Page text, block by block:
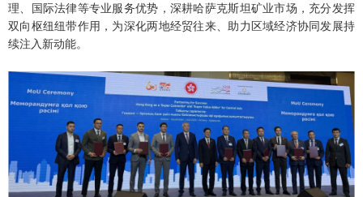
理、国际法律等专业服务优势，深耕哈萨克斯坦矿业市场，充分发挥
双向枢纽纽带作用，为深化两地经贸往来、助力区域经济协同发展持
续注入新动能。